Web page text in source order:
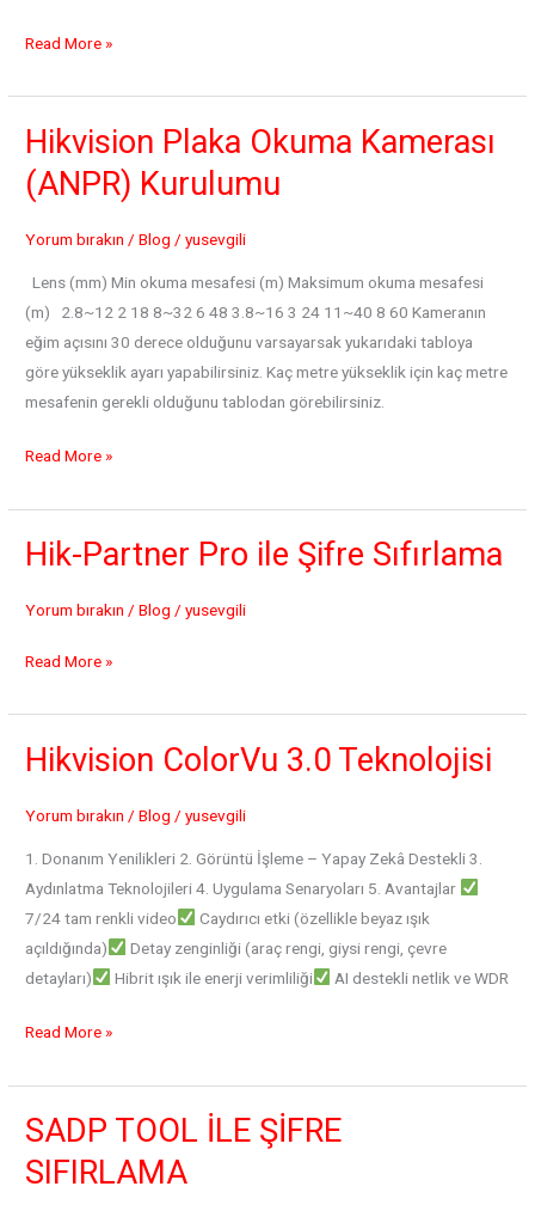
Hik-
Pro
ile
Ekleyerek
Kazanmak
Read More »
Hikvision Plaka Okuma Kamerası
(ANPR) Kurulumu
Yorum bırakın /Blog /yusevgili
Lens (mm) Min okuma mesafesi (m) Maksimum okuma mesafesi
(m) 2.8~12 2 18 8~32 6 48 3.8~16 3 24 11~40 8 60 Kameranın
eğim açısını 30 derece olduğunu varsayarsak yukarıdaki tabloya
göre yükseklik ayarı yapabilirsiniz. Kaç metre yükseklik için kaç metre
mesafenin gerekli olduğunu tablodan görebilirsiniz.
Hikvision
Okuma
Kamerası
Kurulumu
Read More »
Hik-Partner Pro ile Şifre Sıfırlama
Yorum bırakın /Blog /yusevgili
Hik-
Pro
ile
Sıfırlama
Read More »
Hikvision ColorVu 3.0 Teknolojisi
Yorum bırakın /Blog /yusevgili
1. Donanım Yenilikleri 2. Görüntü İşleme – Yapay Zekâ Destekli 3.
Aydınlatma Teknolojileri 4. Uygulama Senaryoları 5. Avantajlar
7/24 tam renkli video
Caydırıcı etki (özellikle beyaz ışık
açıldığında)
Detay zenginliği (araç rengi, giysi rengi, çevre
detayları)
Hibrit ışık ile enerji verimliliği AI destekli netlik ve WDR
Hikvision
3.0
Teknolojisi
Read More »
SADP TOOL İLE ŞİFRE
SIFIRLAMA